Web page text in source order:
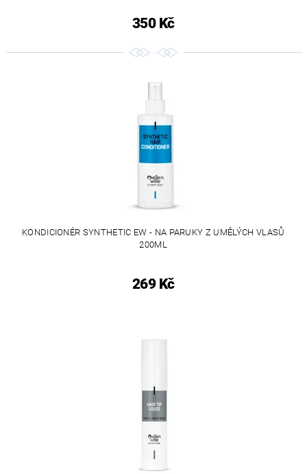
350 Kč
KONDICIONÉR SYNTHETIC EW - NA PARUKY Z UMĚLÝCH VLASŮ
200ML
269 Kč